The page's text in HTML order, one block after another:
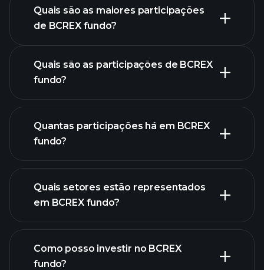
avançado
Quais são as maiores participações
de BCREX fundo?
participações
Quais são as participações de BCREX
fundo?
Quantas participações há em BCREX
fundo?
participações
Quais setores estão representados
em BCREX fundo?
Como posso investir no BCREX
fundo?